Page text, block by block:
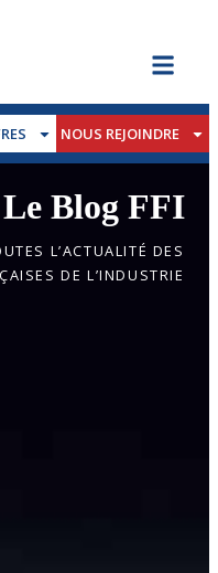
NOUS REJOINDRE
Le Blog FFI
L’ACTUALITÉ DES
DE L’INDUSTRIE